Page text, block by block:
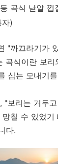
곡식 낟알 껍
)
"까끄라기가
곡식이란 보
심는 모내기
"보리는 거두
칠 수 있었
다.